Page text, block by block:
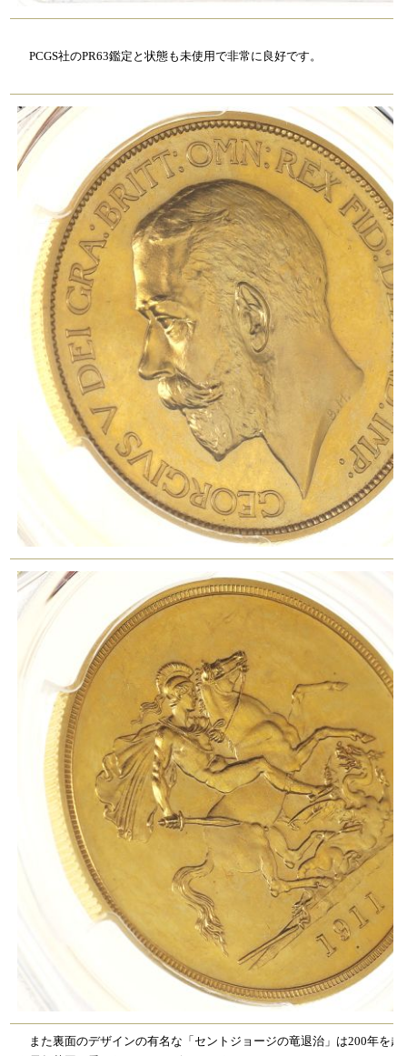
PCGS社のPR63鑑定と状態も未使用で非常に良好です。
また裏面のデザインの有名な「セントジョージの竜退治」は200年を超